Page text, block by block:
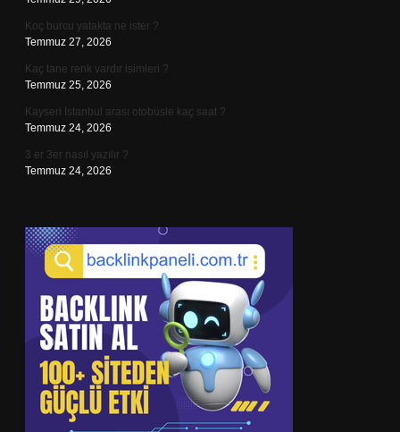
Koç burcu yatakta ne ister ?
Temmuz 27, 2026
Kaç tane renk vardır isimleri ?
Temmuz 25, 2026
Kayseri İstanbul arası otobüsle kaç saat ?
Temmuz 24, 2026
3 er 3er nasıl yazılır ?
Temmuz 24, 2026